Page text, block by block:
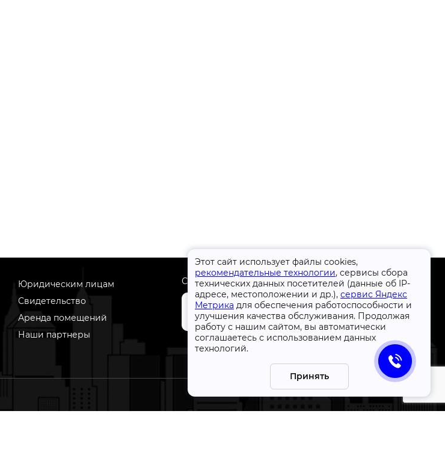
Этот сайт использует файлы cookies,
рекомендательные технологии, сервисы сбора
технических данных посетителей (данные об IP-
адресе, местоположении и др.), сервис Яндекс
Метрика для обеспечения работоспособности и
улучшения качества обслуживания. Продолжая
работу с нашим сайтом, вы автоматически
соглашаетесь с использованием данных
технологий.
Принять
Юридическим лицам
Свидетельство
Аренда помещений
Наши партнеры
Скачать приложение
+7 (4832) 31-77-77